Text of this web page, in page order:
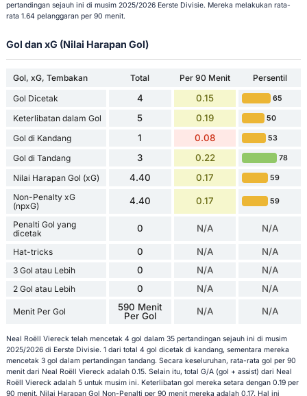
pertandingan sejauh ini di musim 2025/2026 Eerste Divisie. Mereka melakukan rata-
rata 1.64 pelanggaran per 90 menit.
Gol dan xG (Nilai Harapan Gol)
Gol, xG, Tembakan Total Per 90 Menit
Persentil
Gol Dicetak
4 0.15 65
Keterlibatan dalam Gol 5 0.19 50
Gol di Kandang 1 0.08 53
Gol di Tandang 3 0.22 78
Nilai Harapan Gol (xG) 4.40 0.17 59
Non-Penalty xG
(npxG)
4.40 0.17 59
Penalti Gol yang
dicetak
0 N/A N/A
Hat-tricks 0 N/A N/A
3 Gol atau Lebih 0 N/A N/A
2 Gol atau Lebih 0 N/A N/A
Menit Per Gol
590 Menit
Per Gol
N/A N/A
Neal Roëll Viereck telah mencetak 4 gol dalam 35 pertandingan sejauh ini di musim
2025/2026 di Eerste Divisie. 1 dari total 4 gol dicetak di kandang, sementara mereka
mencetak 3 gol dalam pertandingan tandang. Secara keseluruhan, rata-rata gol per 90
menit dari Neal Roëll Viereck adalah 0.15. Selain itu, total G/A (gol + assist) dari Neal
Roëll Viereck adalah 5 untuk musim ini. Keterlibatan gol mereka setara dengan 0.19 per
90 menit. Nilai Harapan Gol Non-Penalti per 90 menit mereka adalah 0.17. Hal ini